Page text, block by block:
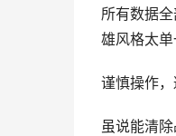
所有数据
雄风格太
谨慎操作，
虽说能清